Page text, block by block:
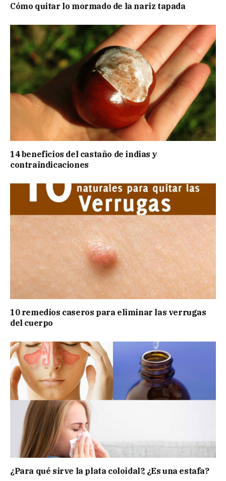
Cómo quitar lo mormado de la nariz tapada
14 beneficios del castaño de indias y
contraindicaciones
10 remedios caseros para eliminar las verrugas
del cuerpo
¿Para qué sirve la plata coloidal?, ¿Es una estafa?